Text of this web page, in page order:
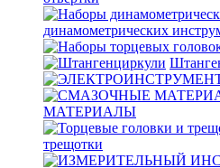
динамометрических
МАТЕРИАЛЫ
трещотки